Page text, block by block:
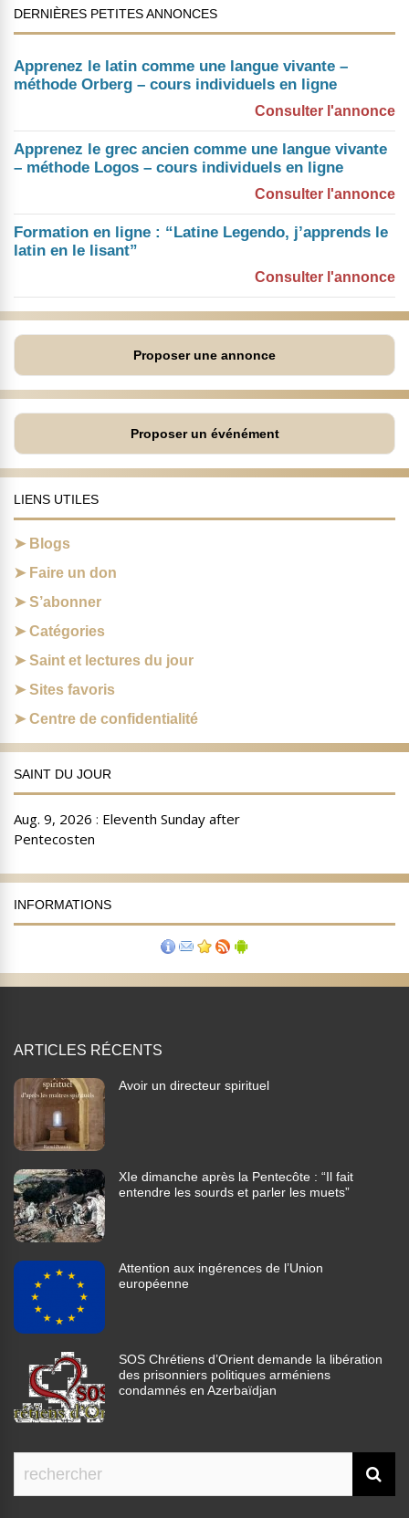
DERNIÈRES PETITES ANNONCES
Apprenez le latin comme une langue vivante –
méthode Orberg – cours individuels en ligne
Consulter l'annonce
Apprenez le grec ancien comme une langue vivante
– méthode Logos – cours individuels en ligne
Consulter l'annonce
Formation en ligne : “Latine Legendo, j’apprends le
latin en le lisant”
Consulter l'annonce
Proposer une annonce
Proposer un événément
LIENS UTILES
Blogs
Faire un don
S’abonner
Catégories
Saint et lectures du jour
Sites favoris
Centre de confidentialité
SAINT DU JOUR
INFORMATIONS
ARTICLES RÉCENTS
Avoir un directeur spirituel
XIe dimanche après la Pentecôte : “Il fait
entendre les sourds et parler les muets”
Attention aux ingérences de l’Union
européenne
SOS Chrétiens d’Orient demande la libération
des prisonniers politiques arméniens
condamnés en Azerbaïdjan